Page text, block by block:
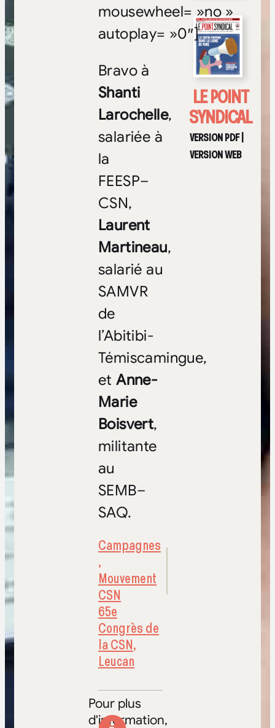
LE POINT
SYNDICAL
VERSION PDF|
VERSION WEB
mousewheel= »no »
autoplay= »0″]
Bravo à
Shanti
Larochelle,
salariée à
la
FEESP–
CSN,
Laurent
Martineau,
salarié au
SAMVR
de
l’Abitibi-
Témiscamingue,
etAnne-
Marie
Boisvert,
militante
au
SEMB–
SAQ.
Campagnes
,
Mouvement
CSN
65e
Congrès de
la CSN,
Leucan
Pour plus
d'information,